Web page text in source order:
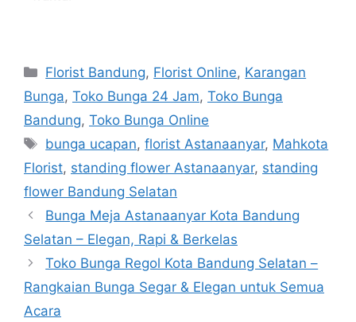
Florist Bandung, Florist Online, Karangan
Bunga, Toko Bunga 24 Jam, Toko Bunga
Bandung, Toko Bunga Online
bunga ucapan,florist Astanaanyar, Mahkota
Florist, standing flower Astanaanyar, standing
flower Bandung Selatan
Bunga Meja Astanaanyar Kota Bandung
Selatan – Elegan, Rapi & Berkelas
Toko Bunga Regol Kota Bandung Selatan –
Rangkaian Bunga Segar & Elegan untuk Semua
Acara